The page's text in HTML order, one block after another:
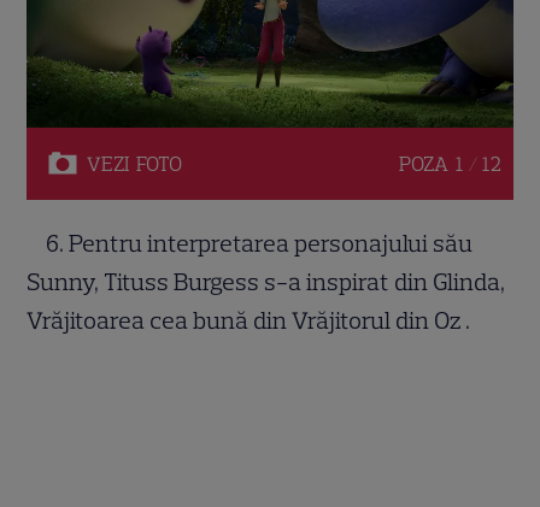
VEZI FOTO POZA 1 / 12
6. Pentru interpretarea personajului său
Sunny, Tituss Burgess s-a inspirat din Glinda,
Vrăjitoarea cea bună din Vrăjitorul din Oz .